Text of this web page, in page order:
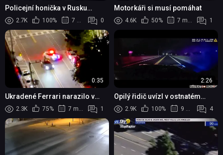
Policejní honička v Rusku
skončila smrtí dvou
mladistvých
2.7K 100% 7 měsíců 0
Motorkáři si musí pomáhat
4.6K 50% 7 měsíců 1
0:35
Ukradené Ferrari narazilo v
Miami do sloupu a způsobilo
výpadek elektřiny
2.3K 75% 7 měsíců 1
2:26
Opilý řidič uvízl v ostnatém
drátu a pozvracel zasahujícího
policistu po zběsilé honičce
2.9K 100% 9 měsíců 4